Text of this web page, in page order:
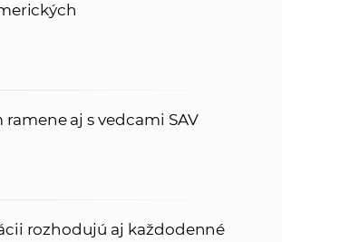
aj s vedcami SAV
rozhodujú aj každodenné